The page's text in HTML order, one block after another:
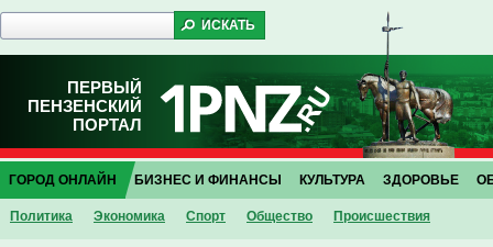
ПЕРВЫЙ
ПЕНЗЕНСКИЙ
ПОРТАЛ
ГОРОД ОНЛАЙН
Политика Экономика Спорт Общество Проиcшествия
БИЗНЕС И ФИНАНСЫ КУЛЬТУРА ЗДОРОВЬЕ